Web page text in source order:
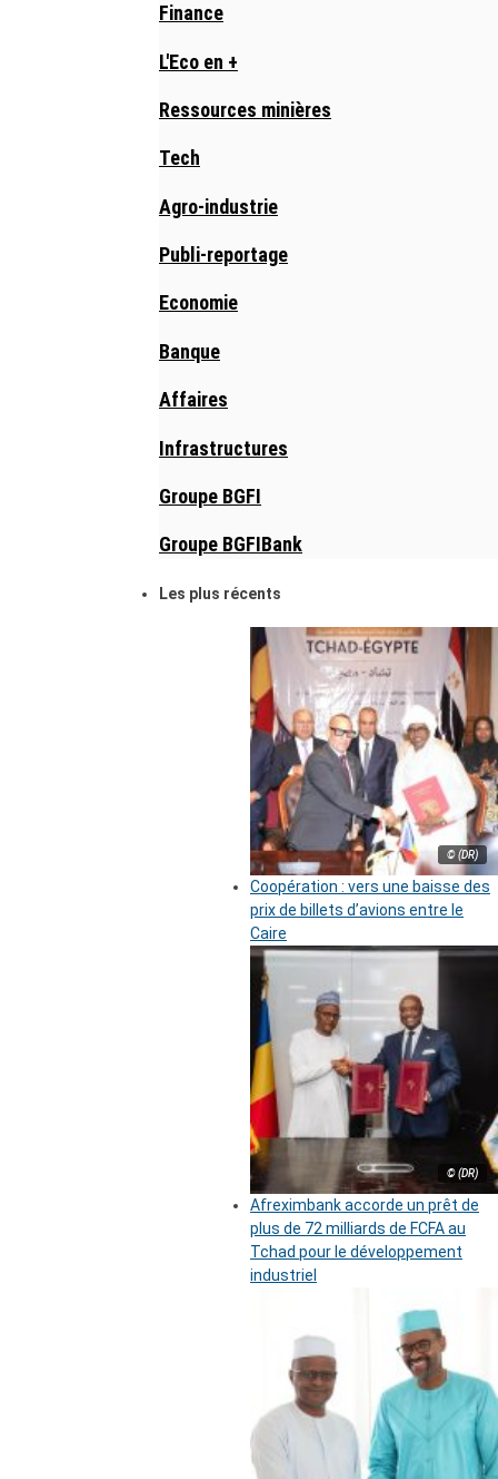
Finance
L'Eco en +
Ressources minières
Tech
Agro-industrie
Publi-reportage
Economie
Banque
Affaires
Infrastructures
Groupe BGFI
Groupe BGFIBank
Les plus récents
© (DR)
Coopération : vers une baisse des
prix de billets d’avions entre le
Caire
© (DR)
Afreximbank accorde un prêt de
plus de 72 milliards de FCFA au
Tchad pour le développement
industriel